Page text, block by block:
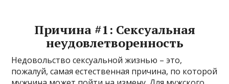
Причина #1: Сексуальная
неудовлетворенность
Недовольство сексуальной жизнью – это,
пожалуй, самая естественная причина, по которой